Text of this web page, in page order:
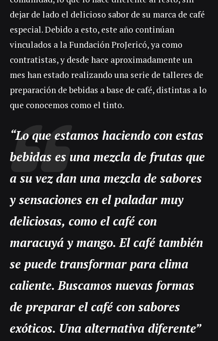
dejar de lado el delicioso sabor de su marca de café
especial. Debido a esto, este año continúan
vinculados a la Fundación ProJericó, ya como
contratistas, y desde hace aproximadamente un
mes han estado realizando una serie de talleres de
preparación de bebidas a base de café, distintas a lo
que conocemos como el tinto.
“Lo que estamos haciendo con estas
bebidas es una mezcla de frutas que
a su vez dan una mezcla de sabores
y sensaciones en el paladar muy
deliciosas, como el café con
maracuyá y mango. El café también
se puede transformar para clima
caliente. Buscamos nuevas formas
de preparar el café con sabores
exóticos. Una alternativa diferente”